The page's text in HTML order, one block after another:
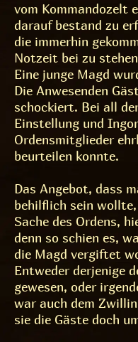
vom Kommandozelt
darauf bestand zu
die immerhin
Notzeit bei zu
Eine junge Magd
Die Anwesenden
schockiert. Bei all
Einstellung und
Ordensmitglieder
beurteilen konnte.
Das Angebot, dass
behilflich sein
Sache des Ordens,
denn so schien es,
die Magd vergiftet
Entweder derjenige
gewesen, oder
war auch dem
sie die Gäste doch